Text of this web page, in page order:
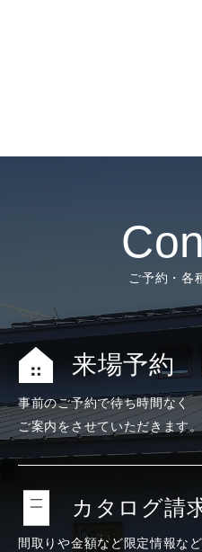
ご予約・各
来場予約
事前のご予約で待ち時間なく
ご案内をさせていただきます。
カタログ請
間取りや金額など限定情報な